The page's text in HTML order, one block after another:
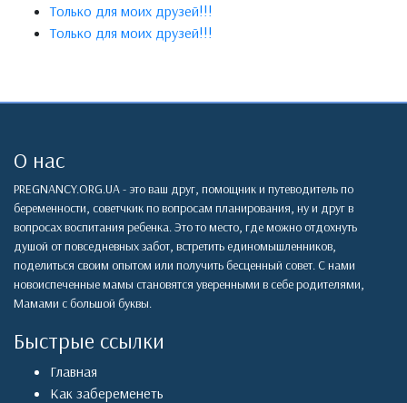
Только для моих друзей!!!
Только для моих друзей!!!
О нас
PREGNANCY.ORG.UA - это ваш друг, помощник и путеводитель по
беременности, советчкик по вопросам планирования, ну и друг в
вопросах воспитания ребенка. Это то место, где можно отдохнуть
душой от повседневных забот, встретить единомышленников,
поделиться своим опытом или получить бесценный совет. С нами
новоиспеченные мамы становятся уверенными в себе родителями,
Мамами с большой буквы.
Быстрые ссылки
Главная
Как забеременеть